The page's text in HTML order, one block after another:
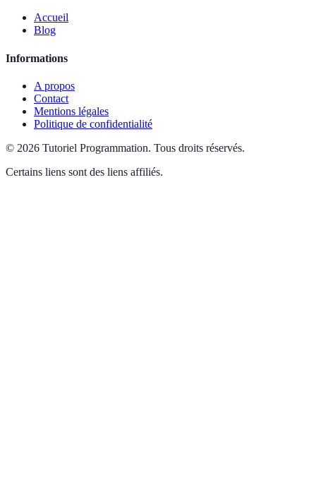
Accueil
Blog
Informations
A propos
Contact
Mentions légales
Politique de confidentialité
© 2026 Tutoriel Programmation. Tous droits réservés.
Certains liens sont des liens affiliés.